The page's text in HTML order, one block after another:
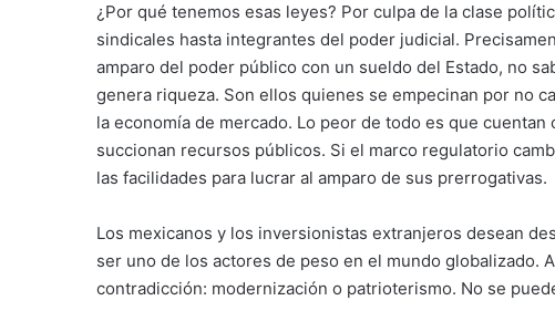
¿Por qué tenemos esas leyes? Por culpa de la clase
sindicales hasta integrantes del poder judicial.
amparo del poder público con un sueldo del Estado, no
genera riqueza. Son ellos quienes se empecinan por no
la economía de mercado. Lo peor de todo es que
succionan recursos públicos. Si el marco regulatorio
las facilidades para lucrar al amparo de sus prerrogativas.
Los mexicanos y los inversionistas extranjeros desean
ser uno de los actores de peso en el mundo globalizado.
contradicción: modernización o patrioterismo. No se